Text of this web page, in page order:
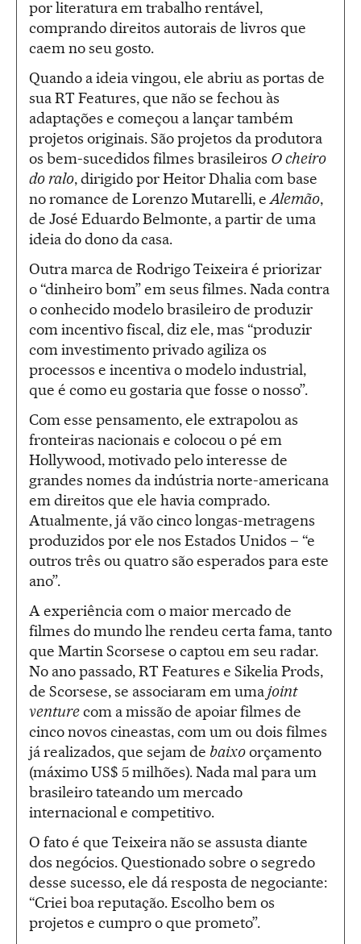
por literatura em trabalho rentável,
comprando direitos autorais de livros que
caem no seu gosto.
Quando a ideia vingou, ele abriu as portas de
sua RT Features, que não se fechou às
adaptações e começou a lançar também
projetos originais. São projetos da produtora
os bem-sucedidos filmes brasileiros O cheiro
do ralo, dirigido por Heitor Dhalia com base
no romance de Lorenzo Mutarelli, eAlemão,
de José Eduardo Belmonte, a partir de uma
ideia do dono da casa.
Outra marca de Rodrigo Teixeira é priorizar
o “dinheiro bom” em seus filmes. Nada contra
o conhecido modelo brasileiro de produzir
com incentivo fiscal, diz ele, mas “produzir
com investimento privado agiliza os
processos e incentiva o modelo industrial,
que é como eu gostaria que fosse o nosso”.
Com esse pensamento, ele extrapolou as
fronteiras nacionais e colocou o pé em
Hollywood, motivado pelo interesse de
grandes nomes da indústria norte-americana
em direitos que ele havia comprado.
Atualmente, já vão cinco longas-metragens
produzidos por ele nos Estados Unidos – “e
outros três ou quatro são esperados para este
ano”.
A experiência com o maior mercado de
filmes do mundo lhe rendeu certa fama, tanto
que Martin Scorsese o captou em seu radar.
No ano passado, RT Features e Sikelia Prods,
de Scorsese, se associaram em umajoint
venturecom a missão de apoiar filmes de
cinco novos cineastas, com um ou dois filmes
já realizados, que sejam de baixoorçamento
(máximo US$ 5 milhões). Nada mal para um
brasileiro tateando um mercado
internacional e competitivo.
O fato é que Teixeira não se assusta diante
dos negócios. Questionado sobre o segredo
desse sucesso, ele dá resposta de negociante:
“Criei boa reputação. Escolho bem os
projetos e cumpro o que prometo”.